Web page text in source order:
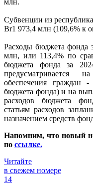
Субвенции из
Br1 973,4 млн (109,6% к
Расходы бюджета фонда
млн, или 113,4% по
бюджета фонда за
предусматривается
обеспечения граждан
бюджета фонда) и на
расходов бюджета
статьям расходов
назначением средств
Напомним, что новый
по ссылке.
Читайте
в свежем номере
14